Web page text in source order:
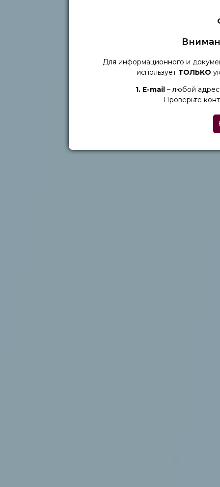
Для информационного и
использует ТОЛЬКО
1. Е-mail – любой
Проверьте